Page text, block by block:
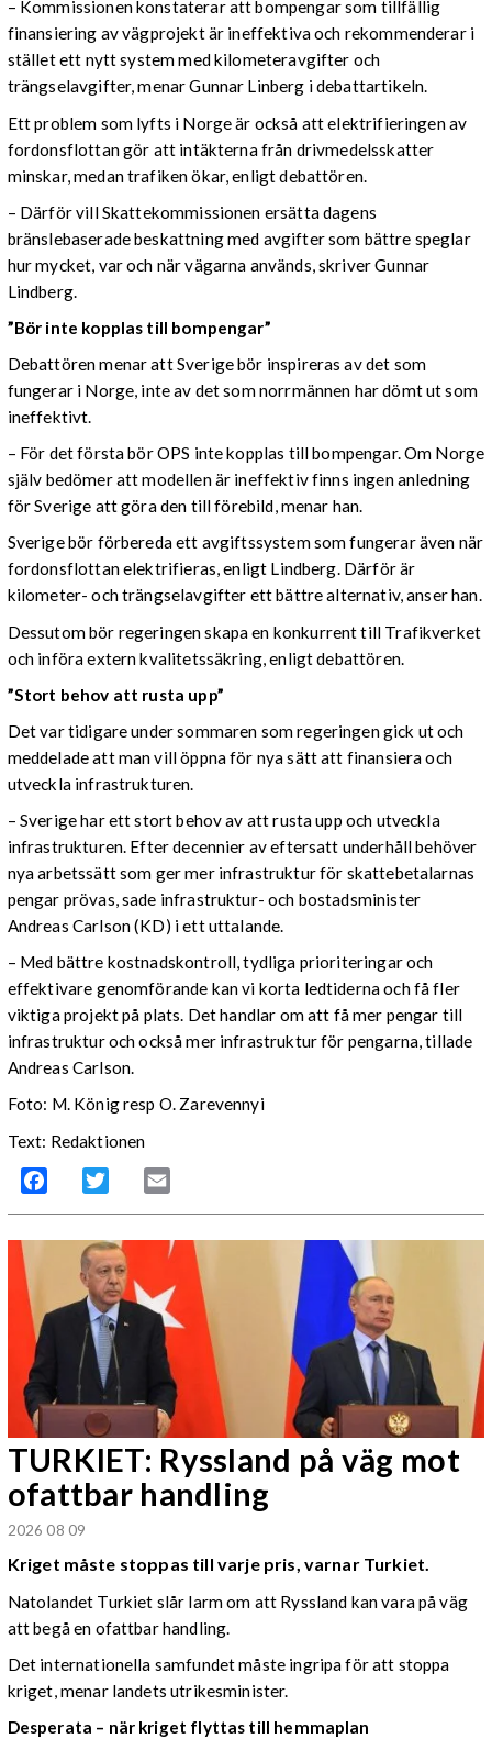
– Kommissionen konstaterar att bompengar som tillfällig
finansiering av vägprojekt är ineffektiva och rekommenderar i
stället ett nytt system med kilometeravgifter och
trängselavgifter, menar Gunnar Linberg i debattartikeln.
Ett problem som lyfts i Norge är också att elektrifieringen av
fordonsflottan gör att intäkterna från drivmedelsskatter
minskar, medan trafiken ökar, enligt debattören.
– Därför vill Skattekommissionen ersätta dagens
bränslebaserade beskattning med avgifter som bättre speglar
hur mycket, var och när vägarna används, skriver Gunnar
Lindberg.
”Bör inte kopplas till bompengar”
Debattören menar att Sverige bör inspireras av det som
fungerar i Norge, inte av det som norrmännen har dömt ut som
ineffektivt.
– För det första bör OPS inte kopplas till bompengar. Om Norge
själv bedömer att modellen är ineffektiv finns ingen anledning
för Sverige att göra den till förebild, menar han.
Sverige bör förbereda ett avgiftssystem som fungerar även när
fordonsflottan elektrifieras, enligt Lindberg. Därför är
kilometer- och trängselavgifter ett bättre alternativ, anser han.
Dessutom bör regeringen skapa en konkurrent till Trafikverket
och införa extern kvalitetssäkring, enligt debattören.
”Stort behov att rusta upp”
Det var tidigare under sommaren som regeringen gick ut och
meddelade att man vill öppna för nya sätt att finansiera och
utveckla infrastrukturen.
– Sverige har ett stort behov av att rusta upp och utveckla
infrastrukturen. Efter decennier av eftersatt underhåll behöver
nya arbetssätt som ger mer infrastruktur för skattebetalarnas
pengar prövas, sade infrastruktur- och bostadsminister
Andreas Carlson (KD) i ett uttalande.
– Med bättre kostnadskontroll, tydliga prioriteringar och
effektivare genomförande kan vi korta ledtiderna och få fler
viktiga projekt på plats. Det handlar om att få mer pengar till
infrastruktur och också mer infrastruktur för pengarna, tillade
Andreas Carlson.
Foto: M. König resp O. Zarevennyi
Text: Redaktionen
Facebook Twitter
TURKIET: Ryssland på väg mot
ofattbar handling
2026 08 09
Kriget måste stoppas till varje pris, varnar Turkiet.
Natolandet Turkiet slår larm om att Ryssland kan vara på väg
att begå en ofattbar handling.
Det internationella samfundet måste ingripa för att stoppa
kriget, menar landets utrikesminister.
Desperata – när kriget flyttas till hemmaplan